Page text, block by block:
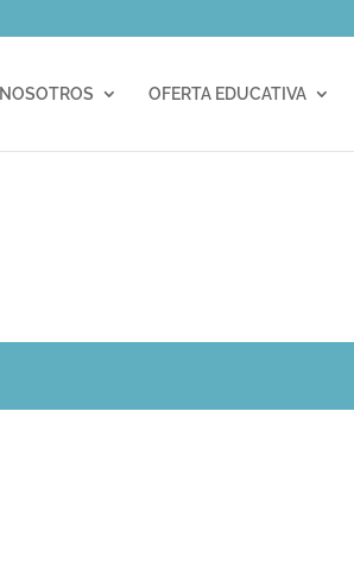
NOSOTROS OFERTA EDUCATIVA